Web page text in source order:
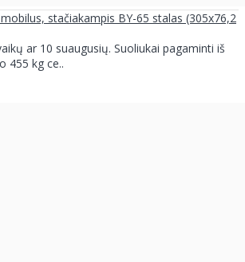
stačiakampis BY-65 stalas (305x76,2
ar 10 suaugusių. Suoliukai pagaminti iš
455 kg ce..